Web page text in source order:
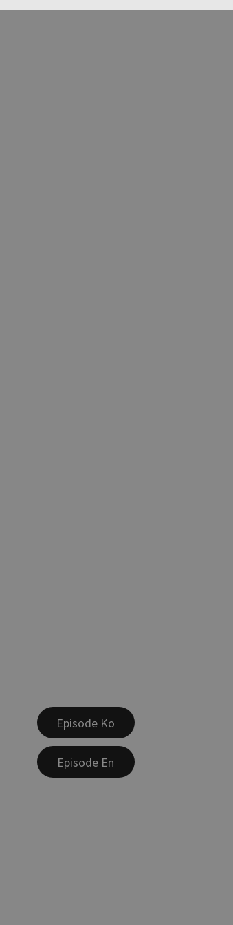
Episode Ko
Episode En